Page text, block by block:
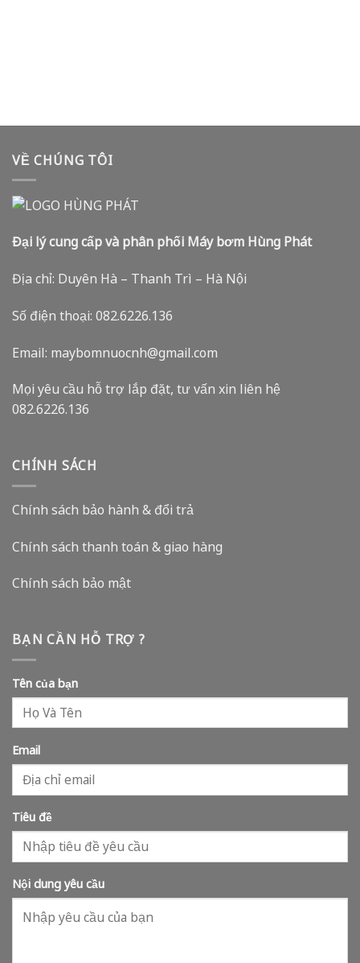
VỀ CHÚNG TÔI
Đại lý cung cấp và phân phối Máy bơm Hùng Phát
Địa chỉ: Duyên Hà – Thanh Trì – Hà Nội
Số điện thoại: 082.6226.136
Email: maybomnuocnh@gmail.com
Mọi yêu cầu hỗ trợ lắp đặt, tư vấn xin liên hệ
082.6226.136
CHÍNH SÁCH
Chính sách bảo hành & đổi trả
Chính sách thanh toán & giao hàng
Chính sách bảo mật
BẠN CẦN HỖ TRỢ ?
Tên của bạn
Email
Tiêu đề
Nội dung yêu cầu